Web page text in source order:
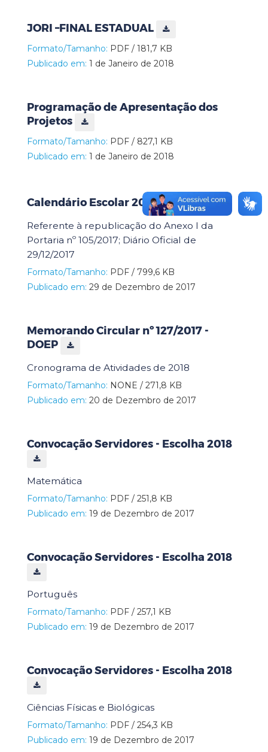
JORI –FINAL ESTADUAL
Formato/Tamanho: PDF / 181,7 KB
Publicado em: 1 de Janeiro de 2018
Programação de Apresentação dos
Projetos
Formato/Tamanho: PDF / 827,1 KB
Publicado em: 1 de Janeiro de 2018
Calendário Escolar 2018
Referente à republicação do Anexo I da
Portaria nº 105/2017; Diário Oficial de
29/12/2017
Formato/Tamanho: PDF / 799,6 KB
Publicado em: 29 de Dezembro de 2017
Memorando Circular nº 127/2017 -
DOEP
Cronograma de Atividades de 2018
Formato/Tamanho: NONE / 271,8 KB
Publicado em: 20 de Dezembro de 2017
Convocação Servidores - Escolha 2018
Matemática
Formato/Tamanho: PDF / 251,8 KB
Publicado em: 19 de Dezembro de 2017
Convocação Servidores - Escolha 2018
Português
Formato/Tamanho: PDF / 257,1 KB
Publicado em: 19 de Dezembro de 2017
Convocação Servidores - Escolha 2018
Ciências Físicas e Biológicas
Formato/Tamanho: PDF / 254,3 KB
Publicado em: 19 de Dezembro de 2017